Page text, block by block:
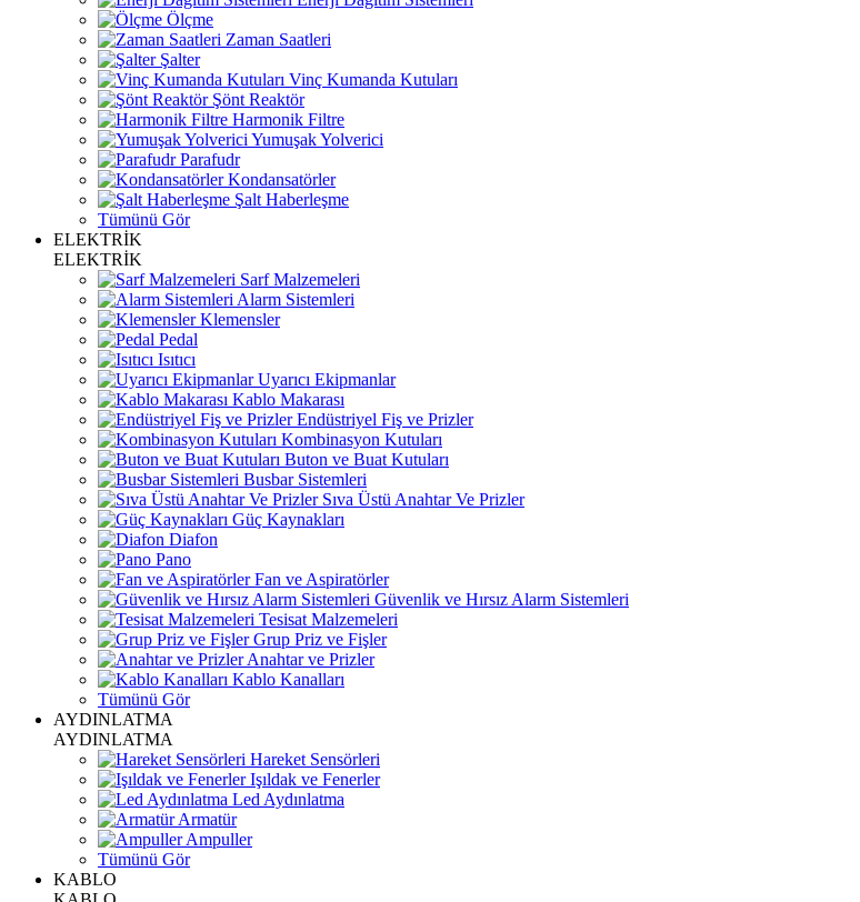
Ölçme
Zaman Saatleri
Şalter
Vinç Kumanda Kutuları
Şönt Reaktör
Harmonik Filtre
Yumuşak Yolverici
Parafudr
Kondansatörler
Şalt Haberleşme
Tümünü Gör
ELEKTRİK
ELEKTRİK
Sarf Malzemeleri
Alarm Sistemleri
Klemensler
Pedal
Isıtıcı
Uyarıcı Ekipmanlar
Kablo Makarası
Endüstriyel Fiş ve Prizler
Kombinasyon Kutuları
Buton ve Buat Kutuları
Busbar Sistemleri
Sıva Üstü Anahtar Ve Prizler
Güç Kaynakları
Diafon
Pano
Fan ve Aspiratörler
Güvenlik ve Hırsız Alarm Sistemleri
Tesisat Malzemeleri
Grup Priz ve Fişler
Anahtar ve Prizler
Kablo Kanalları
Tümünü Gör
AYDINLATMA
AYDINLATMA
Hareket Sensörleri
Işıldak ve Fenerler
Led Aydınlatma
Armatür
Ampuller
Tümünü Gör
KABLO